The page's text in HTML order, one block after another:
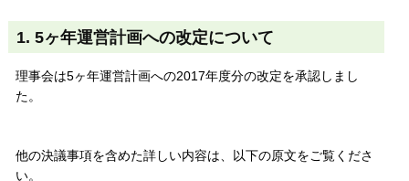
す
1. 5ヶ年運営計画への改定について
理事会は5ヶ年運営計画への2017年度分の改定を承認しまし
た。
他の決議事項を含めた詳しい内容は、以下の原文をご覧くださ
い。